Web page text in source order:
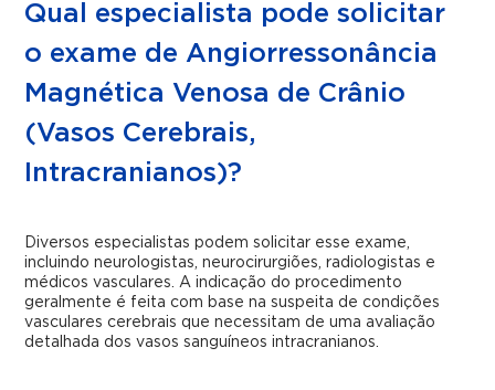
Qual especialista pode solicitar
o exame de Angiorressonância
Magnética Venosa de Crânio
(Vasos Cerebrais,
Intracranianos)?
Diversos especialistas podem solicitar esse exame,
incluindo neurologistas, neurocirurgiões, radiologistas e
médicos vasculares. A indicação do procedimento
geralmente é feita com base na suspeita de condições
vasculares cerebrais que necessitam de uma avaliação
detalhada dos vasos sanguíneos intracranianos.